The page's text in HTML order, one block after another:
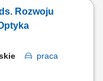
planów sprzedażowych
lokalnych strategii
Rozwoju
praca